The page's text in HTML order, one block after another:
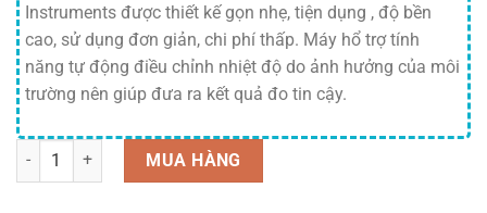
Instruments được thiết kế gọn nhẹ, tiện dụng , độ bền
cao, sử dụng đơn giản, chi phí thấp. Máy hổ trợ tính
năng tự động điều chỉnh nhiệt độ do ảnh hưởng của môi
trường nên giúp đưa ra kết quả đo tin cậy.
Khúc xạ kế đo độ ngọt (Brix) RBX0010A Trans Instruments số lượng
MUA HÀNG